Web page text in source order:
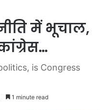
में भूचाल,
is Congress
1 minute read